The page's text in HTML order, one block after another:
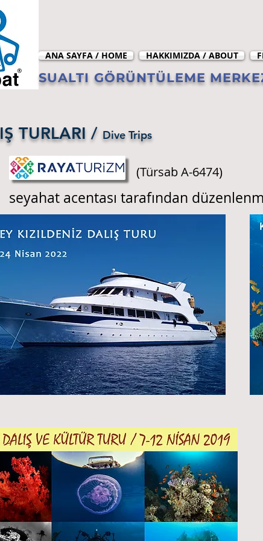
ANA SAYFA / HOME HAKKIMIZDA / ABOUT
SUALTI GÖRÜNTÜLEME
TURLARI / Dive Trips
(Türsab A-6474)
seyahat acentası tarafından